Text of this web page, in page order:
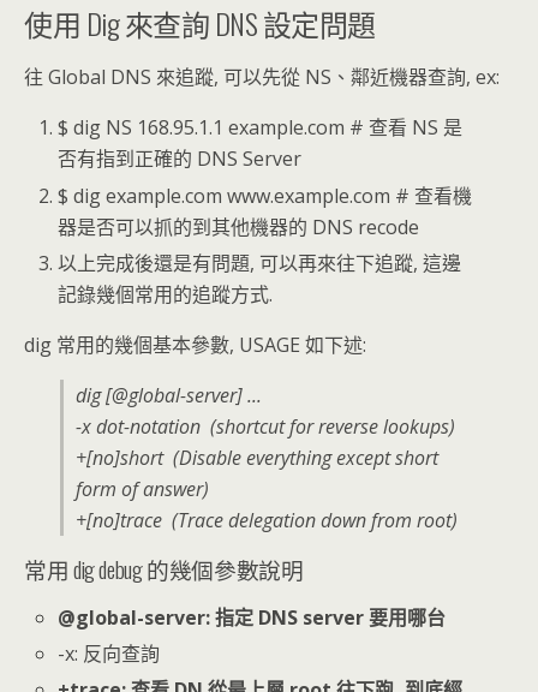
使用 Dig 來查詢 DNS 設定問題
往 Global DNS 來追蹤, 可以先從 NS、鄰近機器查詢, ex:
$ dig NS 168.95.1.1 example.com # 查看 NS 是
否有指到正確的 DNS Server
$ dig example.com www.example.com # 查看機
器是否可以抓的到其他機器的 DNS recode
以上完成後還是有問題, 可以再來往下追蹤, 這邊
記錄幾個常用的追蹤方式.
dig 常用的幾個基本參數, USAGE 如下述:
dig [@global-server] ...
-x dot-notation (shortcut for reverse lookups)
+[no]short (Disable everything except short
form of answer)
+[no]trace (Trace delegation down from root)
常用 dig debug 的幾個參數說明
@global-server: 指定 DNS server 要用哪台
-x: 反向查詢